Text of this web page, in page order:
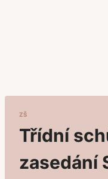
ZŠ
Třídní
zasedání